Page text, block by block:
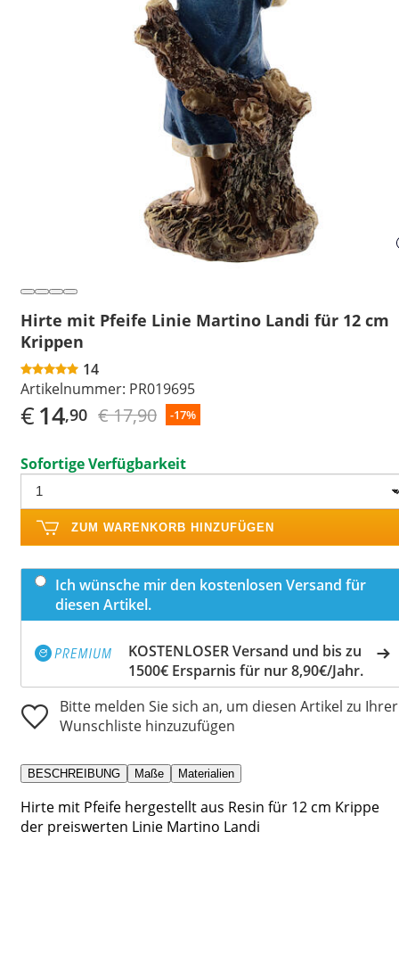
Hirte mit Pfeife Linie Martino Landi für 12 cm
Krippen
14
Artikelnummer: PR019695
€14,90 € 17,90 -17%
Sofortige Verfügbarkeit
ZUM WARENKORB HINZUFÜGEN
Ich wünsche mir den kostenlosen Versand für
diesen Artikel.
KOSTENLOSER Versand und bis zu
1500€ Ersparnis für nur 8,90€/Jahr.
Bitte melden Sie sich an, um diesen Artikel zu Ihrer
Wunschliste hinzuzufügen
BESCHREIBUNG Maße Materialien
Hirte mit Pfeife hergestellt aus Resin für 12 cm Krippe
der preiswerten Linie Martino Landi